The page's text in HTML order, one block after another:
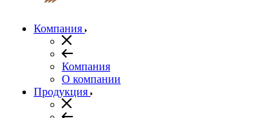
Компания
Компания
О компании
Продукция